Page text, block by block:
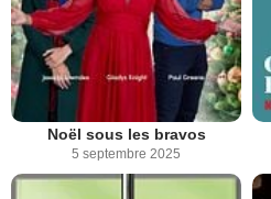
Noël sous les bravos
5 septembre 2025